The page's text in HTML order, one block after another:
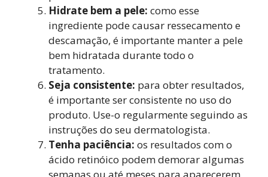
Hidrate bem a pele: como esse
ingrediente pode causar ressecamento e
descamação, é importante manter a pele
bem hidratada durante todo o
tratamento.
Seja consistente: para obter resultados,
é importante ser consistente no uso do
produto. Use-o regularmente seguindo as
instruções do seu dermatologista.
Tenha paciência: os resultados com o
ácido retinóico podem demorar algumas
semanas ou até meses para aparecerem